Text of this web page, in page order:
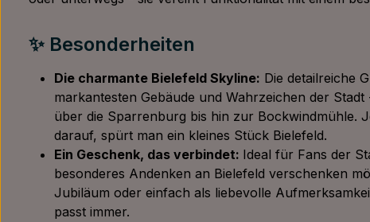
✨ Besonderheiten
Die charmante Bielefeld Skyline: Die detailreiche
markantesten Gebäude und Wahrzeichen der
über die Sparrenburg bis hin zur Bockwindmühle.
darauf, spürt man ein kleines Stück Bielefeld.
Ein Geschenk, das verbindet: Ideal für Fans der
besonderes Andenken an Bielefeld verschenken
Jubiläum oder einfach als liebevolle
passt immer.